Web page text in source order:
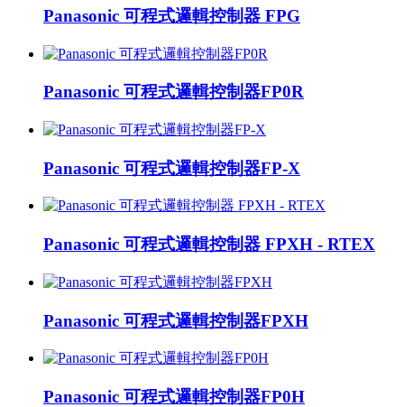
Panasonic 可程式邏輯控制器 FPG
Panasonic 可程式邏輯控制器FP0R
Panasonic 可程式邏輯控制器FP-X
Panasonic 可程式邏輯控制器 FPXH - RTEX
Panasonic 可程式邏輯控制器FPXH
Panasonic 可程式邏輯控制器FP0H